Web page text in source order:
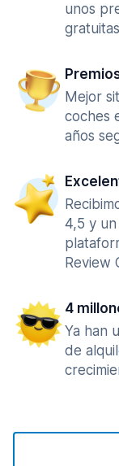
unos
Mejor
coches
años
4,5 y
Review
4
Ya han
de